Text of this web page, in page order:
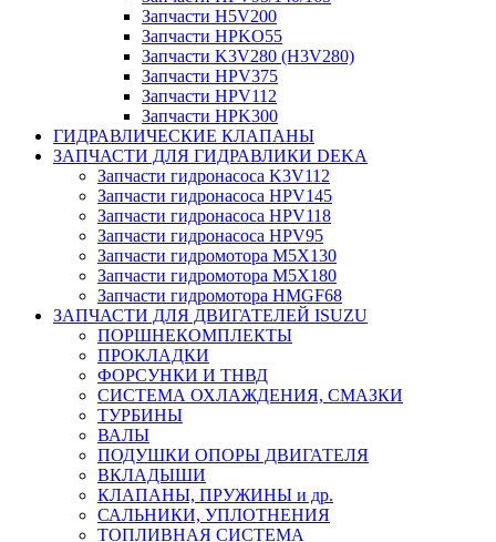
Запчасти H5V200
Запчасти HPKO55
Запчасти K3V280 (H3V280)
Запчасти HPV375
Запчасти HPV112
Запчасти HPK300
ГИДРАВЛИЧЕСКИЕ КЛАПАНЫ
ЗАПЧАСТИ ДЛЯ ГИДРАВЛИКИ DEKA
Запчасти гидронасоса K3V112
Запчасти гидронасоса HPV145
Запчасти гидронасоса HPV118
Запчасти гидронасоса HPV95
Запчасти гидромотора M5X130
Запчасти гидромотора M5X180
Запчасти гидромотора HMGF68
ЗАПЧАСТИ ДЛЯ ДВИГАТЕЛЕЙ ISUZU
ПОРШНЕКОМПЛЕКТЫ
ПРОКЛАДКИ
ФОРСУНКИ И ТНВД
СИСТЕМА ОХЛАЖДЕНИЯ, СМАЗКИ
ТУРБИНЫ
ВАЛЫ
ПОДУШКИ ОПОРЫ ДВИГАТЕЛЯ
ВКЛАДЫШИ
КЛАПАНЫ, ПРУЖИНЫ и др.
САЛЬНИКИ, УПЛОТНЕНИЯ
ТОПЛИВНАЯ СИСТЕМА